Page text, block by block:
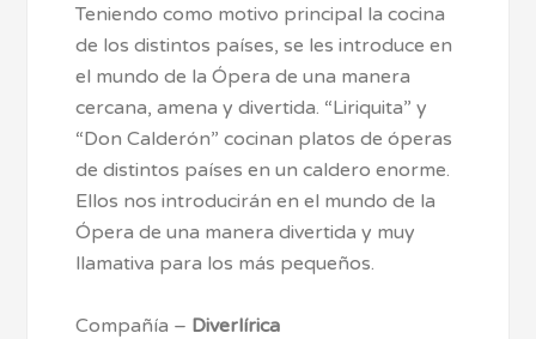
Teniendo como motivo principal la cocina
de los distintos países, se les introduce en
el mundo de la Ópera de una manera
cercana, amena y divertida. “Liriquita” y
“Don Calderón” cocinan platos de óperas
de distintos países en un caldero enorme.
Ellos nos introducirán en el mundo de la
Ópera de una manera divertida y muy
llamativa para los más pequeños.
Compañía – Diverlírica